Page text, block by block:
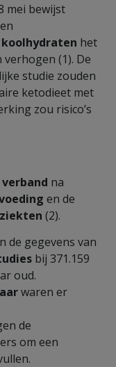
mei bewijst
koolhydraten het
(1). De
studie zouden
ketodieet met
zou risico’s
verband na
en de
(2).
de gegevens van
bij 371.159
oud.
waren er
de
om een